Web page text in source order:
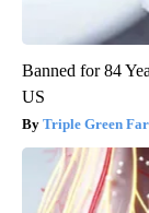
Banned for 84
US
Triple Green